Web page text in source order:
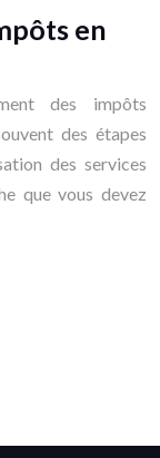
en
des impôts
des étapes
des services
que vous devez